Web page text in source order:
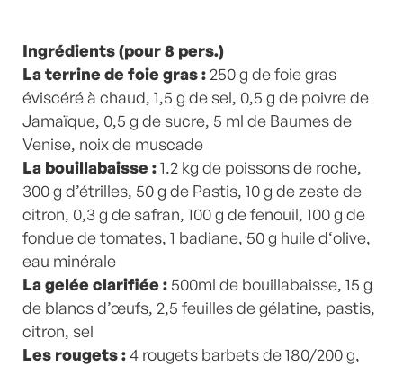
Ingrédients (pour 8 pers.)
La terrine de foie gras :250 g de foie gras
éviscéré à chaud, 1,5 g de sel, 0,5 g de poivre de
Jamaïque, 0,5 g de sucre, 5 ml de Baumes de
Venise, noix de muscade
La bouillabaisse :1.2 kg de poissons de roche,
300 g d’étrilles, 50 g de Pastis, 10 g de zeste de
citron, 0,3 g de safran, 100 g de fenouil, 100 g de
fondue de tomates, 1 badiane, 50 g huile d‘olive,
eau minérale
La gelée clarifiée : 500ml de bouillabaisse, 15 g
de blancs d’œufs, 2,5 feuilles de gélatine, pastis,
citron, sel
Les rougets :4 rougets barbets de 180/200 g,